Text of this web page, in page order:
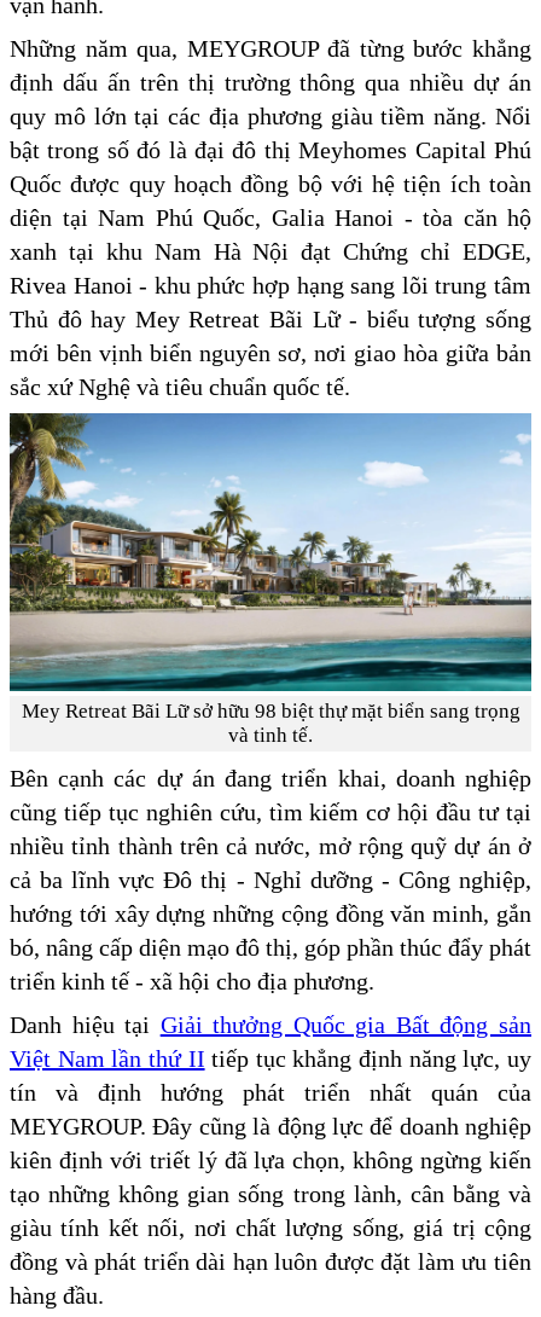
Những năm qua, MEYGROUP đã từng bước khẳng
định dấu ấn trên thị trường thông qua nhiều dự án
quy mô lớn tại các địa phương giàu tiềm năng. Nổi
bật trong số đó là đại đô thị Meyhomes Capital Phú
Quốc được quy hoạch đồng bộ với hệ tiện ích toàn
diện tại Nam Phú Quốc, Galia Hanoi - tòa căn hộ
xanh tại khu Nam Hà Nội đạt Chứng chỉ EDGE,
Rivea Hanoi - khu phức hợp hạng sang lõi trung tâm
Thủ đô hay Mey Retreat Bãi Lữ - biểu tượng sống
mới bên vịnh biển nguyên sơ, nơi giao hòa giữa bản
sắc xứ Nghệ và tiêu chuẩn quốc tế.
Mey Retreat Bãi Lữ sở hữu 98 biệt thự mặt biển sang trọng
và tinh tế.
Bên cạnh các dự án đang triển khai, doanh nghiệp
cũng tiếp tục nghiên cứu, tìm kiếm cơ hội đầu tư tại
nhiều tỉnh thành trên cả nước, mở rộng quỹ dự án ở
cả ba lĩnh vực Đô thị - Nghỉ dưỡng - Công nghiệp,
hướng tới xây dựng những cộng đồng văn minh, gắn
bó, nâng cấp diện mạo đô thị, góp phần thúc đẩy phát
triển kinh tế - xã hội cho địa phương.
Danh hiệu tại Giải thưởng Quốc gia Bất động sản
Việt Nam lần thứ II tiếp tục khẳng định năng lực, uy
tín và định hướng phát triển nhất quán của
MEYGROUP. Đây cũng là động lực để doanh nghiệp
kiên định với triết lý đã lựa chọn, không ngừng kiến
tạo những không gian sống trong lành, cân bằng và
giàu tính kết nối, nơi chất lượng sống, giá trị cộng
đồng và phát triển dài hạn luôn được đặt làm ưu tiên
hàng đầu.